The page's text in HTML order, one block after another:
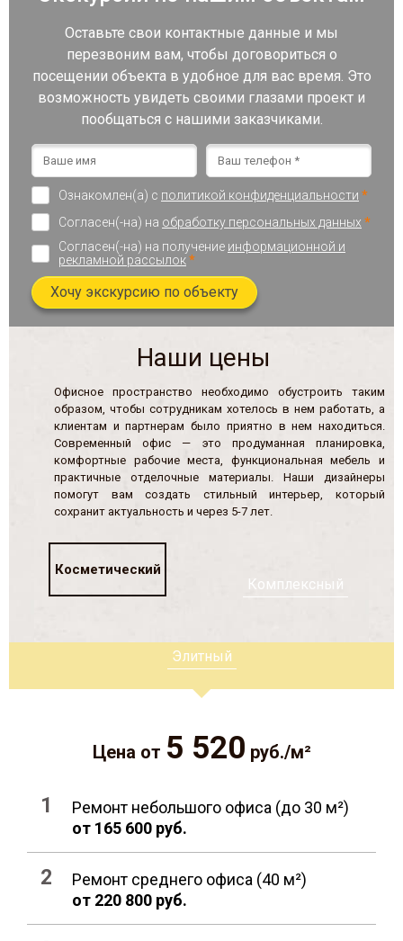
Оставьте свои контактные данные и мы
перезвоним вам, чтобы договориться о
посещении объекта в удобное для вас время. Это
возможность увидеть своими глазами проект и
пообщаться с нашими заказчиками.
Ознакомлен(а) с политикой конфиденциальности *
Согласен(-на) на обработку персональных данных *
Согласен(-на) на получение информационной и
рекламной рассылок*
Хочу экскурсию по объекту
Наши цены
Офисное пространство необходимо обустроить таким
образом, чтобы сотрудникам хотелось в нем работать, а
клиентам и партнерам было приятно в нем находиться.
Современный офис — это продуманная планировка,
комфортные рабочие места, функциональная мебель и
практичные отделочные материалы. Наши дизайнеры
помогут вам создать стильный интерьер, который
сохранит актуальность и через 5-7 лет.
Косметический
Комплексный
Элитный
Цена от 5 520 руб./м²
Ремонт небольшого офиса (до 30 м²)
от 165 600 руб.
Ремонт среднего офиса (40 м²)
от 220 800 руб.